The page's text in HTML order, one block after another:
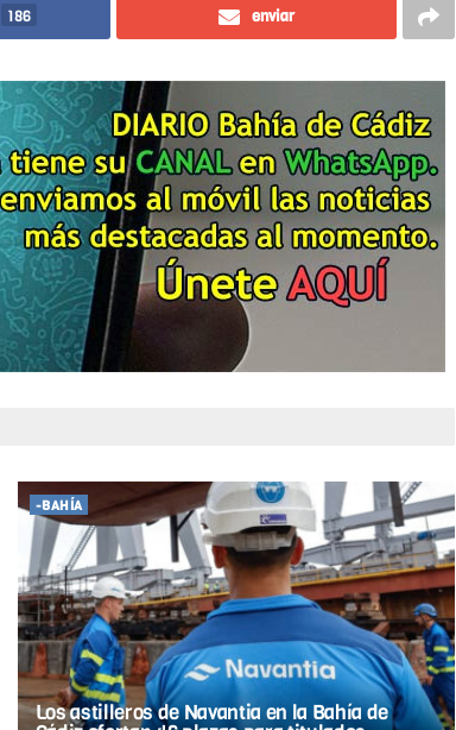
186 enviar
-BAHÍA
Los astilleros de Navantia en la Bahía de